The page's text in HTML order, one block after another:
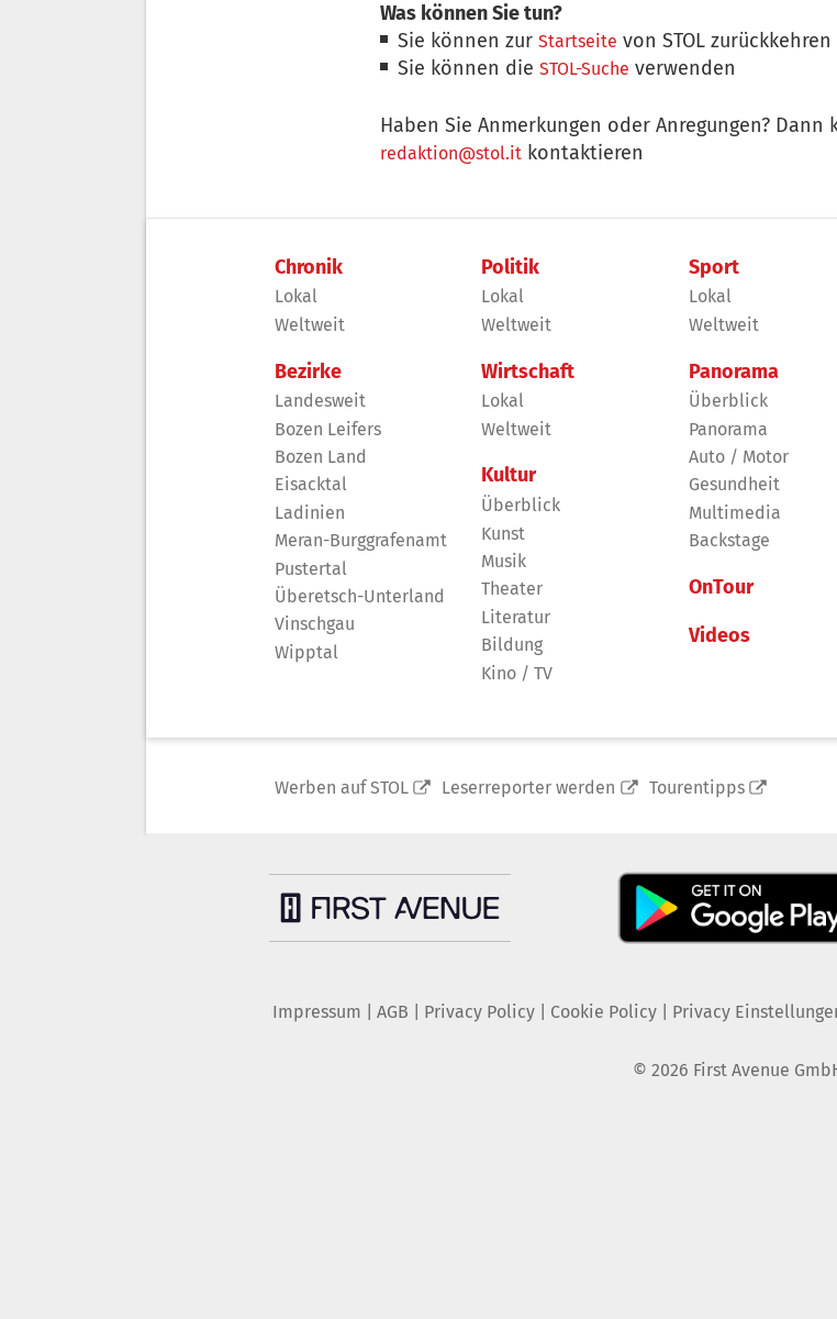
Was können Sie tun?
Sie können zurStartseite von STOL zurückkehren
Sie können dieSTOL-Suche verwenden
Haben Sie Anmerkungen oder Anregungen?
redaktion@stol.it kontaktieren
Chronik
Lokal
Weltweit
Bezirke
Landesweit
Bozen Leifers
Bozen Land
Eisacktal
Ladinien
Meran-Burggrafenamt
Pustertal
Überetsch-Unterland
Vinschgau
Wipptal
Politik
Lokal
Weltweit
Wirtschaft
Lokal
Weltweit
Kultur
Überblick
Kunst
Musik
Theater
Literatur
Bildung
Kino / TV
Sport
Lokal
Weltweit
Panorama
Überblick
Panorama
Auto / Motor
Gesundheit
Multimedia
Backstage
OnTour
Videos
Werben auf STOL Leserreporter werden Tourentipps
Impressum AGB Privacy Policy| Cookie Policy| Privacy
© 2026 First Avenue